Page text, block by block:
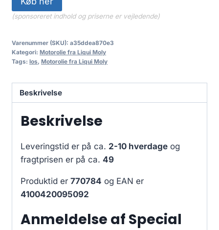
(sponsoreret indhold og priserne er vejledende)
Varenummer (SKU): a35ddea870e3
Kategori: Motorolie fra Liqui Moly
Tags: los, Motorolie fra Liqui Moly
Beskrivelse
Beskrivelse
Leveringstid er på ca. 2-10 hverdage og
fragtprisen er på ca. 49
Produktid er 770784 og EAN er
4100420095092
Anmeldelse af Special